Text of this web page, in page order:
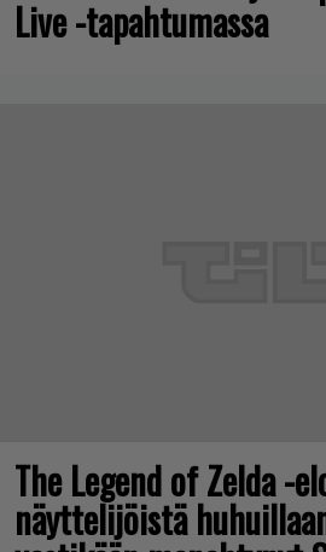
Live -tapahtumassa
The Legend of Zelda -
näyttelijöistä